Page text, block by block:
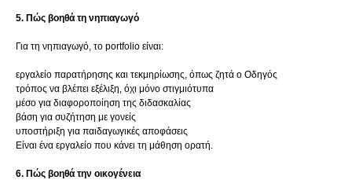
5. Πώς βοηθά τη νηπιαγωγό
Για τη νηπιαγωγό, το portfolio είναι:
εργαλείο παρατήρησης και τεκμηρίωσης, όπως ζητά ο Οδηγός
τρόπος να βλέπει εξέλιξη, όχι μόνο στιγμιότυπα
μέσο για διαφοροποίηση της διδασκαλίας
βάση για συζήτηση με γονείς
υποστήριξη για παιδαγωγικές αποφάσεις
Είναι ένα εργαλείο που κάνει τη μάθηση ορατή.
6. Πώς βοηθά την οικογένεια